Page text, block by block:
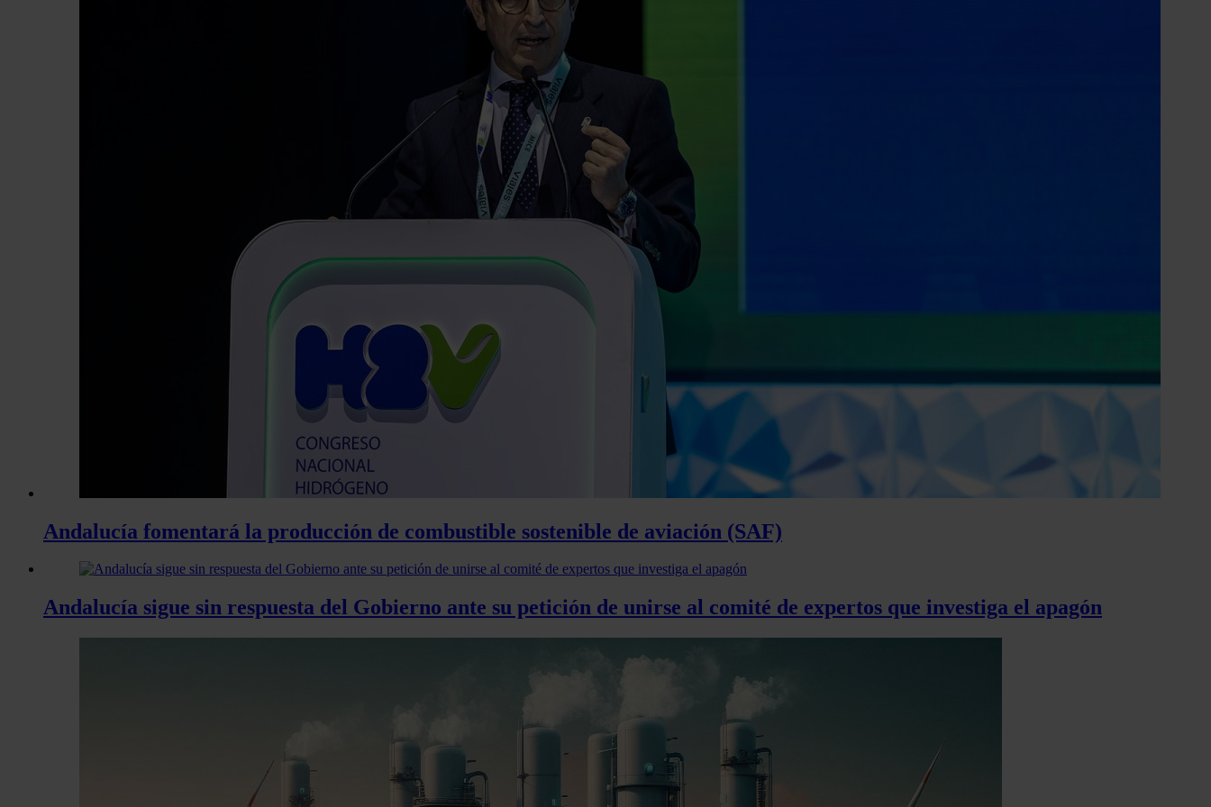
Andalucía fomentará la producción de combustible sostenible de aviación (SAF)
Andalucía sigue sin respuesta del Gobierno ante su petición de unirse al comité de expertos que investiga el apagón